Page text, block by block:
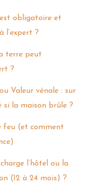
obligatoire et
l’expert ?
terre peut
?
Valeur vénale : sur
si la maison brûle ?
feu (et comment
l’hôtel ou la
(12 à 24 mois) ?